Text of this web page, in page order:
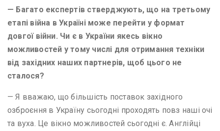
— Багато експертів стверджують, що на третьому
етапі війна в Україні може перейти у формат
довгої війни. Чи є в України якесь вікно
можливостей у тому числі для отримання техніки
від західних наших партнерів, щоб цього не
сталося?
— Я вважаю, що більшість поставок західного
озброєння в Україну сьогодні проходять повз наші очі
та вуха. Це вікно можливостей сьогодні є. Англійці